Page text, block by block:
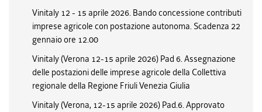
Vinitaly 12 - 15 aprile 2026. Bando concessione contributi
imprese agricole con postazione autonoma. Scadenza 22
gennaio ore 12.00
Vinitaly (Verona 12-15 aprile 2026) Pad 6. Assegnazione
delle postazioni delle imprese agricole della Collettiva
regionale della Regione Friuli Venezia Giulia
Vinitaly (Verona, 12-15 aprile 2026) Pad.6. Approvato